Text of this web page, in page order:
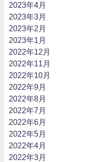
2023年4月
2023年3月
2023年2月
2023年1月
2022年12月
2022年11月
2022年10月
2022年9月
2022年8月
2022年7月
2022年6月
2022年5月
2022年4月
2022年3月